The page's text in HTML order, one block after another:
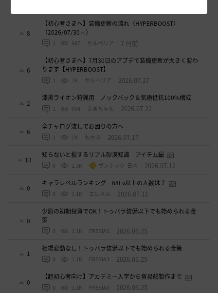
8
【初心者さまへ】装備更新の流れ（HYPERBOOST）
（2026/07/30～）
1 987 セルベリア 7 日前
6
【初心者さまへ】7月30日のアプデで装備更新が大きく変わ
ります【HYPERBOOST】
1 1K セルベリア 2026.07.27
2
漆黒ライオン狩猟用 ノックバック＆気絶抵抗100%構成
1 994 ふぁちゃん 2026.07.21
6
全チャログ流しでお困りの方へ
1 1K もかふ 2026.07.17
13
知らないと損するリアル砂漠知識 アイテム編
0 1.3K ザンナック-日本 2026.07.12
0
キャラレベルランキング 68Lv以上の人数は？
0 1.1K エレメル 2026.07.11
0
少額の初期投資でOK！トゥバラ装備以下でも始められる金
策
0 1.1K FRESIA3 2026.06.25
1
相場変動なし！トゥバラ装備以下でも始められる金策
0 1.1K FRESIA3 2026.06.25
0
【超初心者向け】アカデミー入学から貿易船製作まで
0 1.1K FRESIA3 2026.06.25